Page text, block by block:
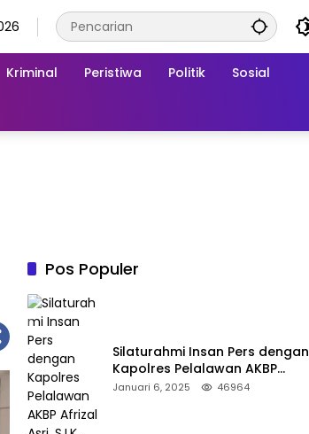
Kriminal Peristiwa Politik Sosial
Pos Populer
Silaturahmi Insan Pers dengan
Kapolres Pelalawan AKBP
Afrizal Asri, S.I.K.
Januari 6, 2025 46964